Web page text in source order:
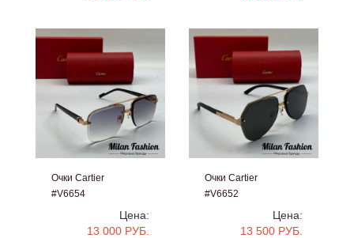
Очки Cartier
#V6654
Цена:
13 000 РУБ.
Очки Cartier
#V6652
Цена:
13 500 РУБ.